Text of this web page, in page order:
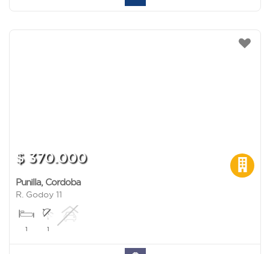
$ 370.000
Punilla, Cordoba
R. Godoy 11
1 1